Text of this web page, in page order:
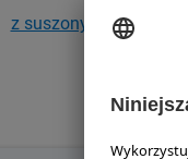
z suszonych ziół i